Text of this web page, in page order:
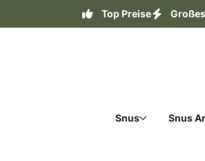
Top Preise
Snus Snus